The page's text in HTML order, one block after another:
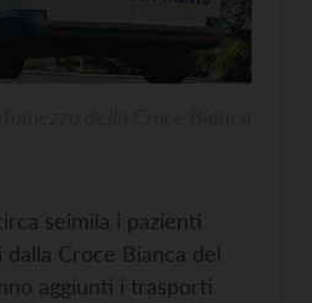
seimila i pazienti
Croce Bianca del
aggiunti i trasporti